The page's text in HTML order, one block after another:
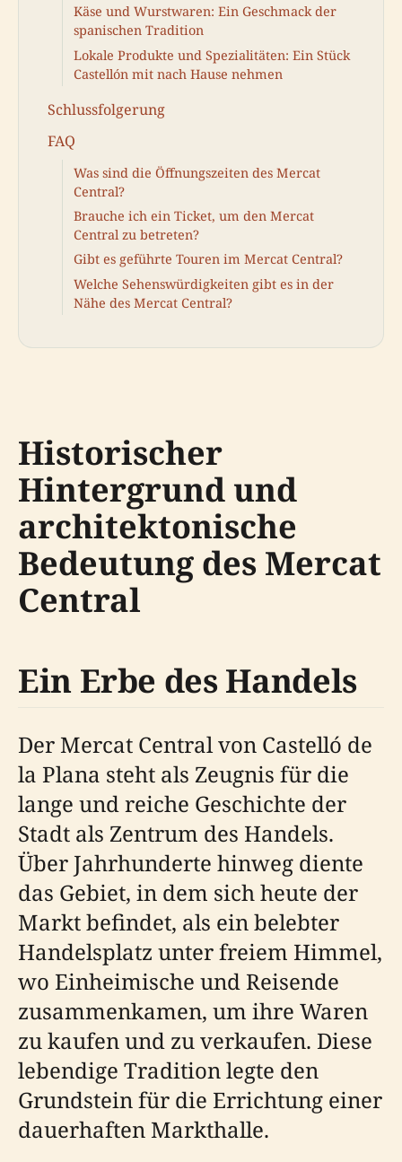
Käse und Wurstwaren: Ein Geschmack der
spanischen Tradition
Lokale Produkte und Spezialitäten: Ein Stück
Castellón mit nach Hause nehmen
Schlussfolgerung
FAQ
Was sind die Öffnungszeiten des Mercat
Central?
Brauche ich ein Ticket, um den Mercat
Central zu betreten?
Gibt es geführte Touren im Mercat Central?
Welche Sehenswürdigkeiten gibt es in der
Nähe des Mercat Central?
Historischer
Hintergrund und
architektonische
Bedeutung des Mercat
Central
Ein Erbe des Handels
Der Mercat Central von Castelló de
la Plana steht als Zeugnis für die
lange und reiche Geschichte der
Stadt als Zentrum des Handels.
Über Jahrhunderte hinweg diente
das Gebiet, in dem sich heute der
Markt befindet, als ein belebter
Handelsplatz unter freiem Himmel,
wo Einheimische und Reisende
zusammenkamen, um ihre Waren
zu kaufen und zu verkaufen. Diese
lebendige Tradition legte den
Grundstein für die Errichtung einer
dauerhaften Markthalle.